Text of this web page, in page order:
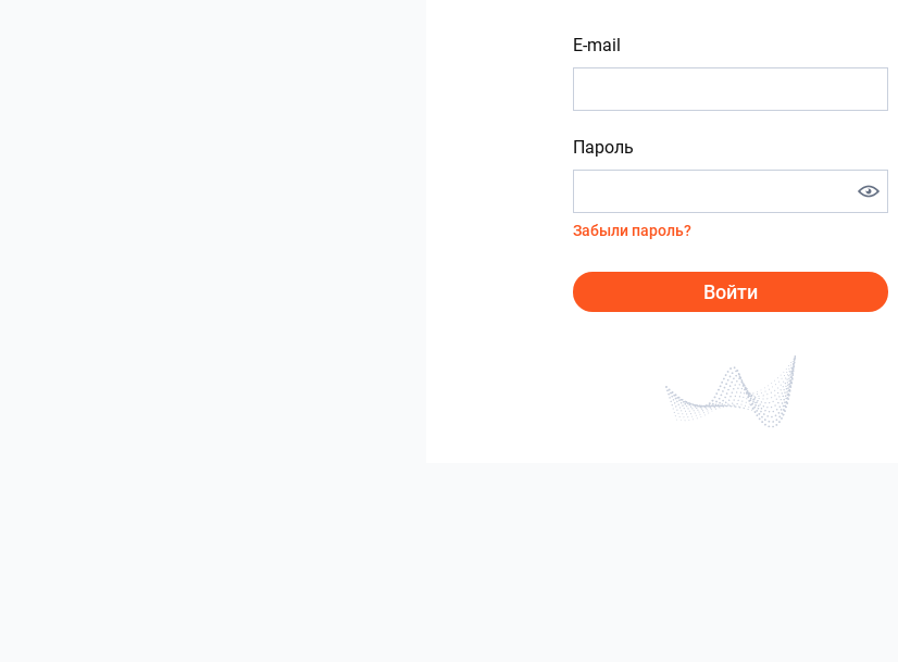
E-mail
Пароль
Забыли пароль?
Войти